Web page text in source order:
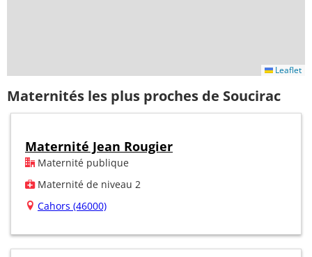
Leaflet
Maternités les plus proches de Soucirac
Maternité Jean Rougier
Maternité publique
Maternité de niveau 2
Cahors (46000)